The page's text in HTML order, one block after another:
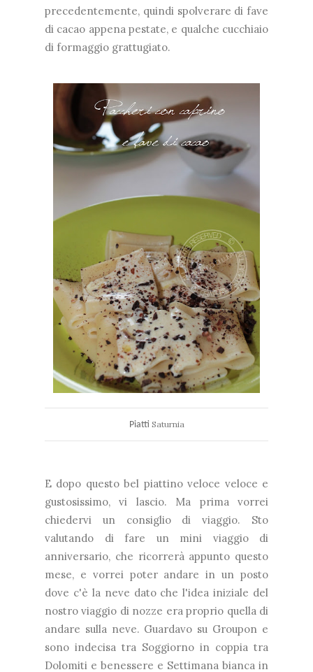
precedentemente, quindi spolverare di fave
di cacao appena pestate, e qualche cucchiaio
di formaggio grattugiato.
Piatti Saturnia
E dopo questo bel piattino veloce veloce e
gustosissimo, vi lascio. Ma prima vorrei
chiedervi un consiglio di viaggio. Sto
valutando di fare un mini viaggio di
anniversario, che ricorrerà appunto questo
mese, e vorrei poter andare in un posto
dove c'è la neve dato che l'idea iniziale del
nostro viaggio di nozze era proprio quella di
andare sulla neve. Guardavo su Groupon e
sono indecisa tra Soggiorno in coppia tra
Dolomiti e benessere e Settimana bianca in